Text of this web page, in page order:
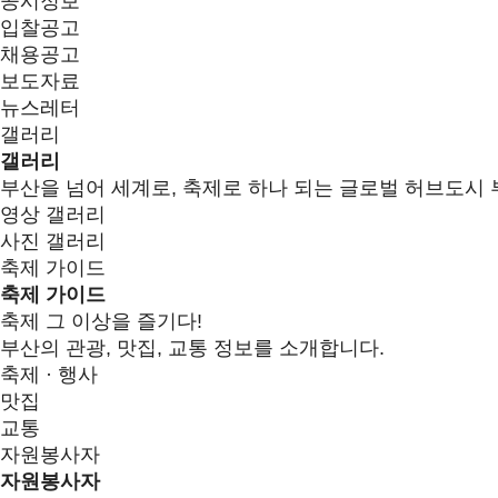
입찰공고
채용공고
보도자료
뉴스레터
갤러리
갤러리
부산을 넘어 세계로, 축제로 하나 되는 글로벌 허브도시
영상 갤러리
사진 갤러리
축제 가이드
축제 가이드
축제 그 이상을 즐기다!
부산의 관광, 맛집, 교통 정보를 소개합니다.
축제 · 행사
맛집
교통
자원봉사자
자원봉사자